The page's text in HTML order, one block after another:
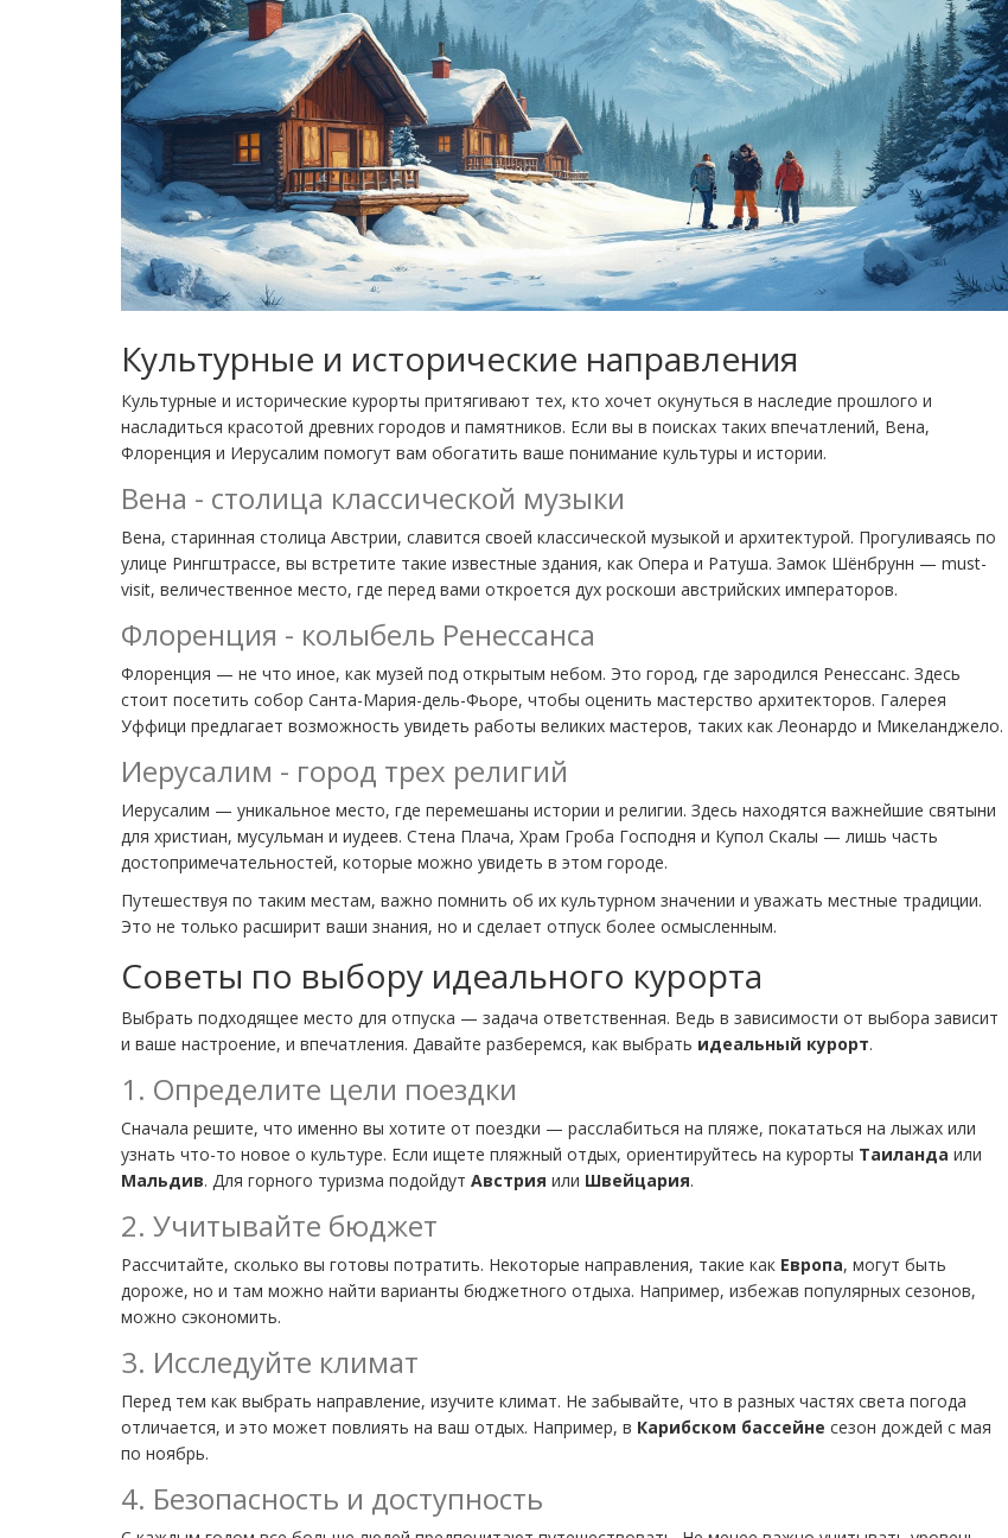
Культурные и исторические направления
Культурные и исторические курорты притягивают тех, кто хочет окунуться в наследие прошлого и
насладиться красотой древних городов и памятников. Если вы в поисках таких впечатлений, Вена,
Флоренция и Иерусалим помогут вам обогатить ваше понимание культуры и истории.
Вена - столица классической музыки
Вена, старинная столица Австрии, славится своей классической музыкой и архитектурой. Прогуливаясь по
улице Рингштрассе, вы встретите такие известные здания, как Опера и Ратуша. Замок Шёнбрунн — must-
visit, величественное место, где перед вами откроется дух роскоши австрийских императоров.
Флоренция - колыбель Ренессанса
Флоренция — не что иное, как музей под открытым небом. Это город, где зародился Ренессанс. Здесь
стоит посетить собор Санта-Мария-дель-Фьоре, чтобы оценить мастерство архитекторов. Галерея
Уффици предлагает возможность увидеть работы великих мастеров, таких как Леонардо и Микеланджело.
Иерусалим - город трех религий
Иерусалим — уникальное место, где перемешаны истории и религии. Здесь находятся важнейшие святыни
для христиан, мусульман и иудеев. Стена Плача, Храм Гроба Господня и Купол Скалы — лишь часть
достопримечательностей, которые можно увидеть в этом городе.
Путешествуя по таким местам, важно помнить об их культурном значении и уважать местные традиции.
Это не только расширит ваши знания, но и сделает отпуск более осмысленным.
Советы по выбору идеального курорта
Выбрать подходящее место для отпуска — задача ответственная. Ведь в зависимости от выбора зависит
и ваше настроение, и впечатления. Давайте разберемся, как выбрать идеальный курорт.
1. Определите цели поездки
Сначала решите, что именно вы хотите от поездки — расслабиться на пляже, покататься на лыжах или
узнать что-то новое о культуре. Если ищете пляжный отдых, ориентируйтесь на курорты Таиланда или
Мальдив. Для горного туризма подойдут Австрия или Швейцария.
2. Учитывайте бюджет
Рассчитайте, сколько вы готовы потратить. Некоторые направления, такие как Европа, могут быть
дороже, но и там можно найти варианты бюджетного отдыха. Например, избежав популярных сезонов,
можно сэкономить.
3. Исследуйте климат
Перед тем как выбрать направление, изучите климат. Не забывайте, что в разных частях света погода
отличается, и это может повлиять на ваш отдых. Например, в Карибском бассейне сезон дождей с мая
по ноябрь.
4. Безопасность и доступность